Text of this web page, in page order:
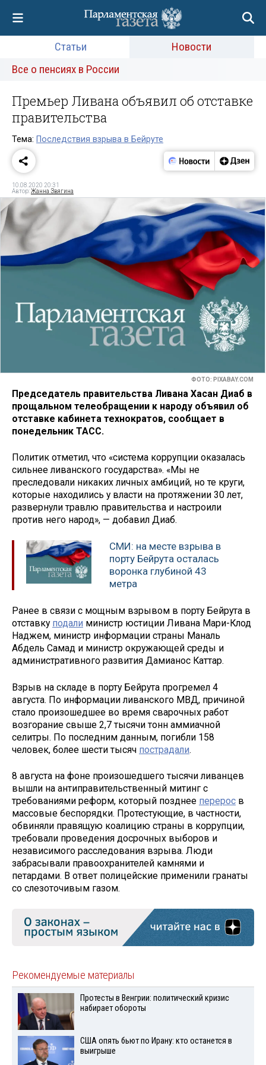
Статьи
Новости
Все о пенсиях в России
Премьер Ливана объявил об отставке
правительства
Тема: Последствия взрыва в Бейруте
10.08.2020 20:31
Автор:Жанна Звягина
ФОТО: PIXABAY.COM
Председатель правительства Ливана Хасан Диаб в
прощальном телеобращении к народу объявил об
отставке кабинета технократов, сообщает в
понедельник ТАСС.
Политик отметил, что «система коррупции оказалась
сильнее ливанского государства». «Мы не
преследовали никаких личных амбиций, но те круги,
которые находились у власти на протяжении 30 лет,
развернули травлю правительства и настроили
против него народ», — добавил Диаб.
СМИ: на месте взрыва в
порту Бейрута осталась
воронка глубиной 43
метра
Ранее в связи с мощным взрывом в порту Бейрута в
отставку подали министр юстиции Ливана Мари-Клод
Наджем, министр информации страны Маналь
Абдель Самад и министр окружающей среды и
административного развития Дамианос Каттар.
Взрыв на складе в порту Бейрута прогремел 4
августа. По информации ливанского МВД, причиной
стало произошедшее во время сварочных работ
возгорание свыше 2,7 тысячи тонн аммиачной
селитры. По последним данным, погибли 158
человек, более шести тысяч пострадали.
8 августа на фоне произошедшего тысячи ливанцев
вышли на антиправительственный митинг с
требованиями реформ, который позднее перерос в
массовые беспорядки. Протестующие, в частности,
обвиняли правящую коалицию страны в коррупции,
требовали проведения досрочных выборов и
независимого расследования взрыва. Люди
забрасывали правоохранителей камнями и
петардами. В ответ полицейские применили гранаты
со слезоточивым газом.
Рекомендуемые материалы
Протесты в Венгрии: политический кризис
набирает обороты
США опять бьют по Ирану: кто останется в
выигрыше